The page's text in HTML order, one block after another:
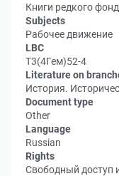
Книги редкого
Subjects
Рабочее движение
LBC
Т3(4Гем)52-4
Literature on
История.
Document type
Other
Language
Russian
Rights
Свободный доступ